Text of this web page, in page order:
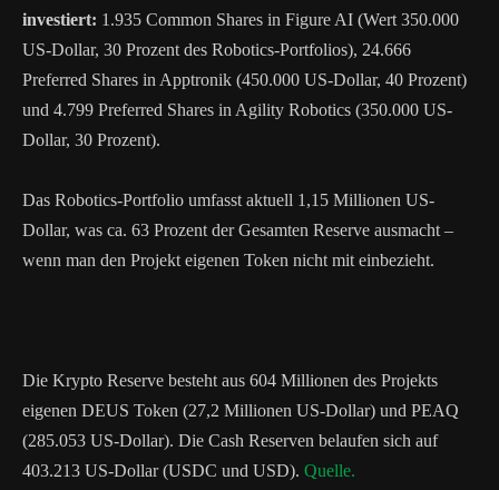
investiert: 1.935 Common Shares in Figure AI (Wert 350.000
US-Dollar, 30 Prozent des Robotics-Portfolios), 24.666
Preferred Shares in Apptronik (450.000 US-Dollar, 40 Prozent)
und 4.799 Preferred Shares in Agility Robotics (350.000 US-
Dollar, 30 Prozent).
Das Robotics-Portfolio umfasst aktuell 1,15 Millionen US-
Dollar, was ca. 63 Prozent der Gesamten Reserve ausmacht –
wenn man den Projekt eigenen Token nicht mit einbezieht.
Die Krypto Reserve besteht aus 604 Millionen des Projekts
eigenen DEUS Token (27,2 Millionen US-Dollar) und PEAQ
(285.053 US-Dollar). Die Cash Reserven belaufen sich auf
403.213 US-Dollar (USDC und USD). Quelle.